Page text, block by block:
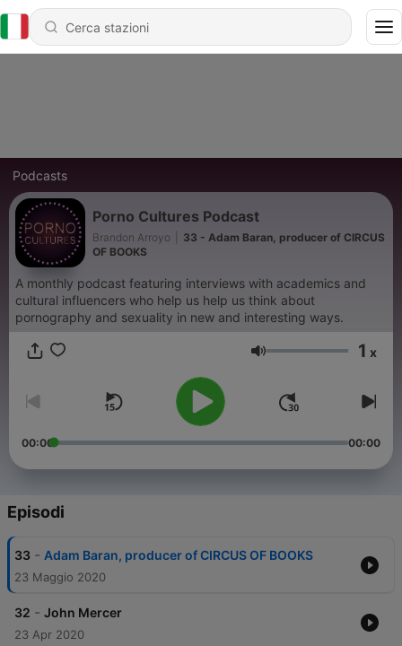
Podcasts
Porno Cultures Podcast
Brandon Arroyo
33 - Adam Baran, producer of CIRCUS
OF BOOKS
A monthly podcast featuring interviews with academics and
cultural influencers who help us help us think about
pornography and sexuality in new and interesting ways.
Volume 1 x
00:00 00:00
Episodi
33 - Adam Baran, producer of CIRCUS OF BOOKS
23 Maggio 2020
32 - John Mercer
23 Apr 2020